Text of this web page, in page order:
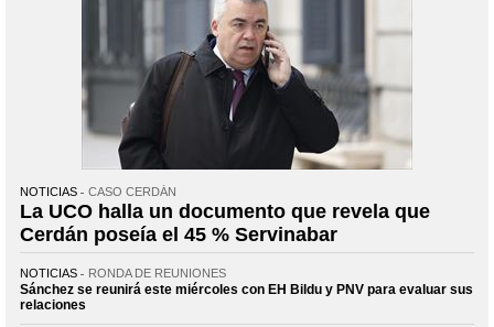
NOTICIAS CASO CERDÁN
La UCO halla un documento que revela que
Cerdán poseía el 45 % Servinabar
NOTICIAS RONDA DE REUNIONES
Sánchez se reunirá este miércoles con EH Bildu y PNV para evaluar sus
relaciones